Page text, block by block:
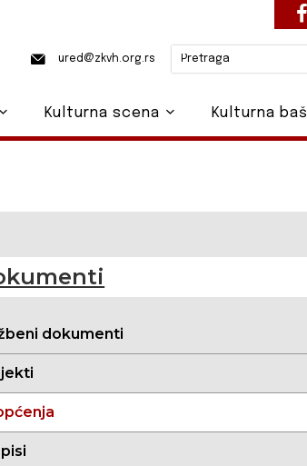
dokumenti
ured@zkvh.org.rs
Kulturna scena Kulturna